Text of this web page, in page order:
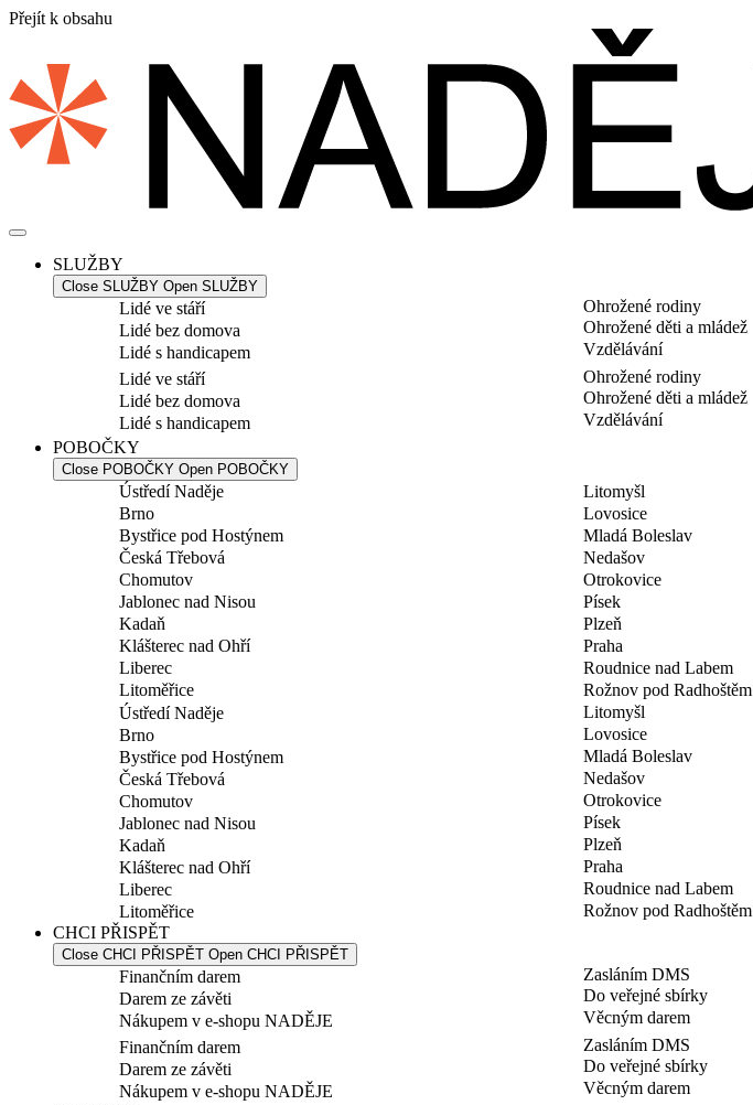
Přejít k obsahu
SLUŽBY
Close SLUŽBY Open SLUŽBY
Lidé ve stáří
Lidé bez domova
Lidé s handicapem
Ohrožené rodiny
Ohrožené děti a mládež
Vzdělávání
Lidé ve stáří
Lidé bez domova
Lidé s handicapem
Ohrožené rodiny
Ohrožené děti a mládež
Vzdělávání
POBOČKY
Close POBOČKY Open POBOČKY
Ústředí Naděje
Brno
Bystřice pod Hostýnem
Česká Třebová
Chomutov
Jablonec nad Nisou
Kadaň
Klášterec nad Ohří
Liberec
Litoměřice
Litomyšl
Lovosice
Mladá Boleslav
Nedašov
Otrokovice
Písek
Plzeň
Praha
Roudnice nad Labem
Rožnov pod Radhoštěm
Ústředí Naděje
Brno
Bystřice pod Hostýnem
Česká Třebová
Chomutov
Jablonec nad Nisou
Kadaň
Klášterec nad Ohří
Liberec
Litoměřice
Litomyšl
Lovosice
Mladá Boleslav
Nedašov
Otrokovice
Písek
Plzeň
Praha
Roudnice nad Labem
Rožnov pod Radhoštěm
CHCI PŘISPĚT
Close CHCI PŘISPĚT Open CHCI PŘISPĚT
Finančním darem
Darem ze závěti
Nákupem v e-shopu NADĚJE
Zasláním DMS
Do veřejné sbírky
Věcným darem
Finančním darem
Darem ze závěti
Nákupem v e-shopu NADĚJE
Zasláním DMS
Do veřejné sbírky
Věcným darem